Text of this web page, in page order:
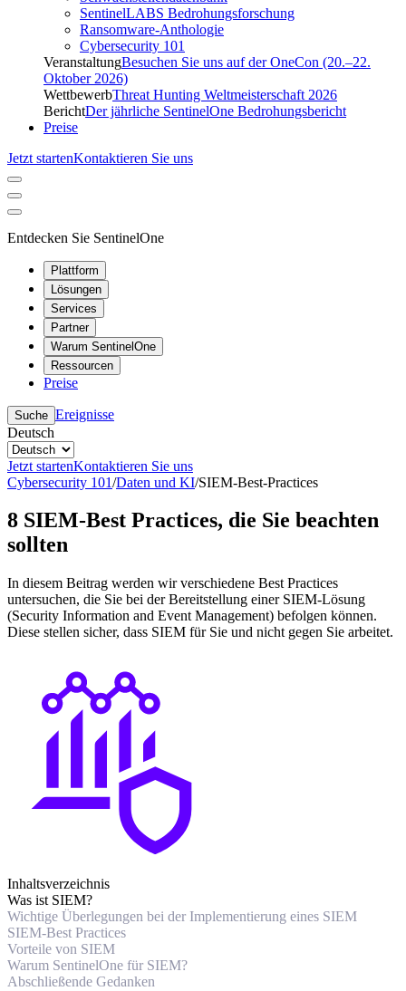
SentinelLABS Bedrohungsforschung
Ransomware-Anthologie
Cybersecurity 101
VeranstaltungBesuchen Sie uns auf der OneCon (20.–22.
Oktober 2026)
WettbewerbThreat Hunting Weltmeisterschaft 2026
BerichtDer jährliche SentinelOne Bedrohungsbericht
Preise
Jetzt startenKontaktieren Sie uns
Entdecken Sie SentinelOne
Plattform
Lösungen
Services
Partner
Warum SentinelOne
Ressourcen
Preise
Suche Ereignisse
Deutsch
Jetzt startenKontaktieren Sie uns
Cybersecurity 101/Daten und KI/SIEM-Best-Practices
8 SIEM-Best Practices, die Sie beachten
sollten
In diesem Beitrag werden wir verschiedene Best Practices
untersuchen, die Sie bei der Bereitstellung einer SIEM-Lösung
(Security Information and Event Management) befolgen können.
Diese stellen sicher, dass SIEM für Sie und nicht gegen Sie arbeitet.
Inhaltsverzeichnis
Was ist SIEM?
Wichtige Überlegungen bei der Implementierung eines SIEM
SIEM-Best Practices
Vorteile von SIEM
Warum SentinelOne für SIEM?
Abschließende Gedanken